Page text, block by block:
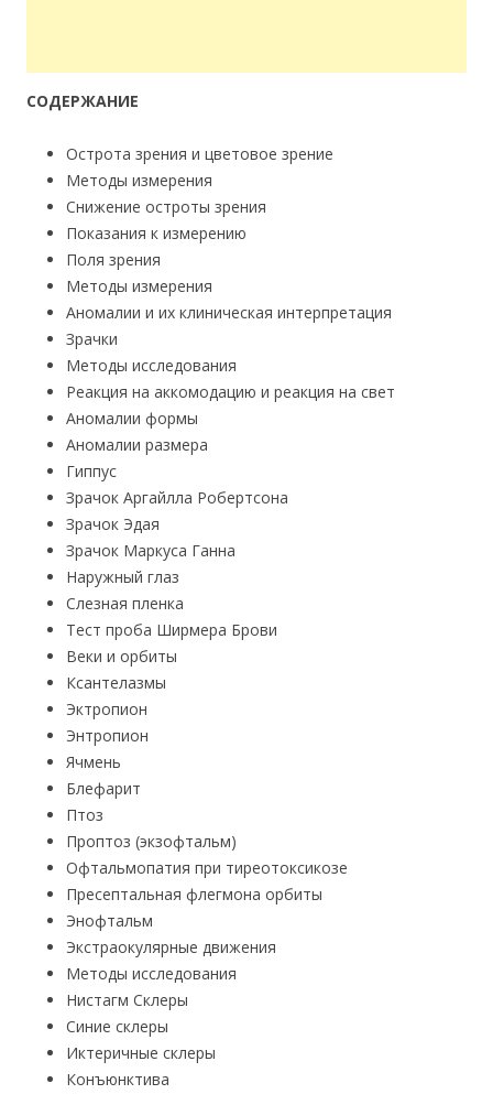
СОДЕРЖАНИЕ
Острота зрения и цветовое зрение
Методы измерения
Снижение остроты зрения
Показания к измерению
Поля зрения
Методы измерения
Аномалии и их клиническая интерпретация
Зрачки
Методы исследования
Реакция на аккомодацию и реакция на свет
Аномалии формы
Аномалии размера
Гиппус
Зрачок Аргайлла Робертсона
Зрачок Эдая
Зрачок Маркуса Ганна
Наружный глаз
Слезная пленка
Тест проба Ширмера Брови
Веки и орбиты
Ксантелазмы
Эктропион
Энтропион
Ячмень
Блефарит
Птоз
Проптоз (экзофтальм)
Офтальмопатия при тиреотоксикозе
Пресептальная флегмона орбиты
Энофтальм
Экстраокулярные движения
Методы исследования
Нистагм Склеры
Синие склеры
Иктеричные склеры
Конъюнктива